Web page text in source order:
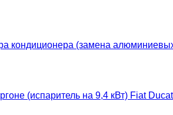
кондиционера (замена
(испаритель на 9,4 кВт) Fiat